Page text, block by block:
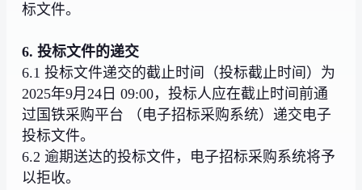
标文件。
6. 投标文件的递交
6.1 投标文件递交的截止时间（投标截止时间）为
2025年9月24日 09:00，投标人应在截止时间前通
过国铁采购平台 （电子招标采购系统）递交电子
投标文件。
6.2 逾期送达的投标文件，电子招标采购系统将予
以拒收。